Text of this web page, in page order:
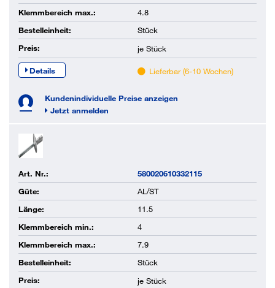
Klemmbereich max.:
4.8
Bestelleinheit:
Stück
Preis:
je Stück
Details Lieferbar (6-10 Wochen)
Kundenindividuelle Preise anzeigen
Jetzt anmelden
Art. Nr.:
580020610332115
Güte:
AL/ST
Länge:
11.5
Klemmbereich min.:
4
Klemmbereich max.:
7.9
Bestelleinheit:
Stück
Preis:
je Stück